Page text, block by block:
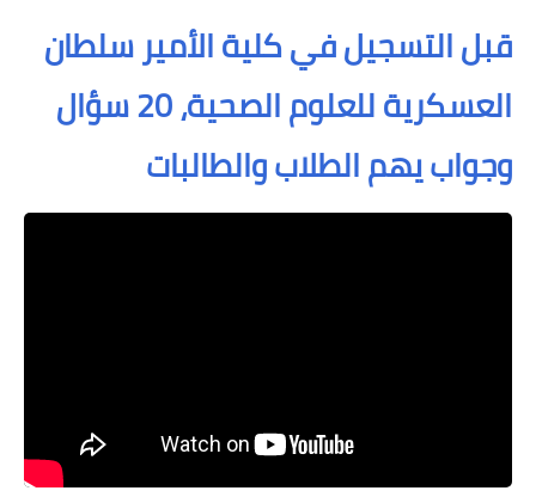
قبل التسجيل في كلية الأمير سلطان
العسكرية للعلوم الصحية، 20 سؤال
وجواب يهم الطلاب والطالبات